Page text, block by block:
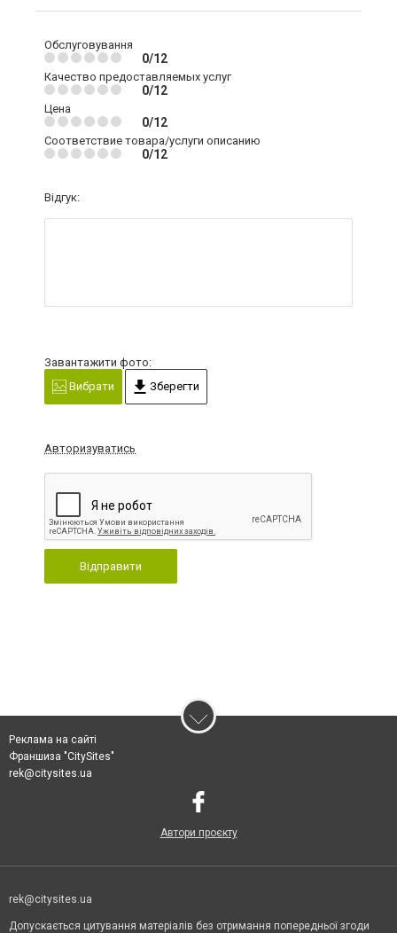
Обслуговування
0/12
Качество предоставляемых услуг
0/12
Цена
0/12
Соответствие товара/услуги описанию
0/12
Відгук:
Завантажити фото:
Вибрати
Зберегти
Авторизуватись
Відправити
Реклама на сайті
Франшиза "CitySites"
rek@citysites.ua
Автори проєкту
rek@citysites.ua
Допускається цитування матеріалів без отримання попередньої згоди